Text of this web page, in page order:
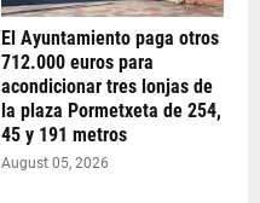
El Ayuntamiento paga otros
712.000 euros para
acondicionar tres lonjas de
la plaza Pormetxeta de 254,
45 y 191 metros
August 05, 2026